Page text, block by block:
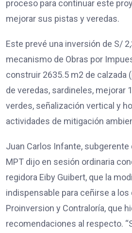
proceso para continuar este
mejorar sus pistas y veredas.
Este prevé una inversión de S/
mecanismo de Obras por
construir 2635.5 m2 de calzada
de veredas, sardineles, mejorar
verdes, señalización vertical y
actividades de mitigación
Juan Carlos Infante, subgerente
MPT dijo en sesión ordinaria
regidora Eiby Guibert, que la
indispensable para ceñirse a
Proinversion y Contraloría, que
recomendaciones al respecto.